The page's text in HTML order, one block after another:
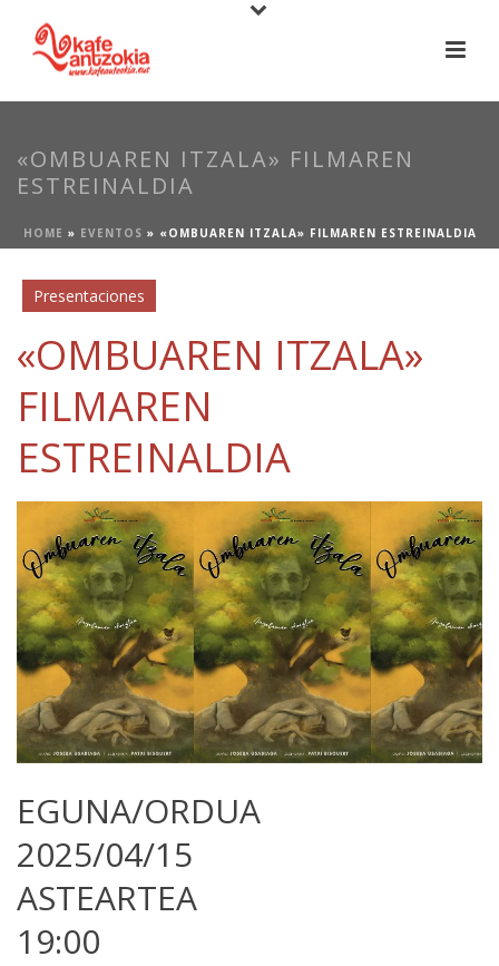
«OMBUAREN ITZALA» FILMAREN
ESTREINALDIA
HOME » EVENTOS » «OMBUAREN ITZALA» FILMAREN ESTREINALDIA
Presentaciones
«OMBUAREN ITZALA»
FILMAREN
ESTREINALDIA
EGUNA/ORDUA
2025/04/15
ASTEARTEA
19:00